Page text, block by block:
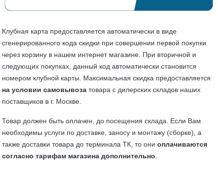
Клубная карта предоставляется автоматически в виде
сгенерированного кода скидки при совершении первой покупки
через корзину в нашем интернет магазине. При вторичной и
следующих покупках, данный код автоматически становится
номером клубной карты. Максимальная скидка предоставляется
на условии самовывоза товара с дилерских складов наших
поставщиков в г. Москве.
Товар должен быть оплачен, до посещения склада. Если Вам
необходимы услуги по доставке, заносу и монтажу (сборке), а
также доставки товара до терминала ТК, то ониоплачиваются
согласно тарифам магазина дополнительно.